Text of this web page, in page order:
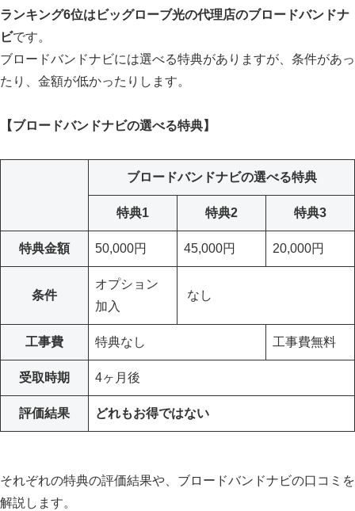
ランキング6位はビッグローブ光の代理店のブロードバンドナ
ビです。
ブロードバンドナビには選べる特典がありますが、条件があっ
たり、金額が低かったりします。
【ブロードバンドナビの選べる特典】
ブロードバンドナビの選べる特典
特典1 特典2 特典3
特典金額 50,000円 45,000円 20,000円
条件
オプション
加入
なし
工事費 特典なし 工事費無料
受取時期 4ヶ月後
評価結果 どれもお得ではない
それぞれの特典の評価結果や、ブロードバンドナビの口コミを
解説します。